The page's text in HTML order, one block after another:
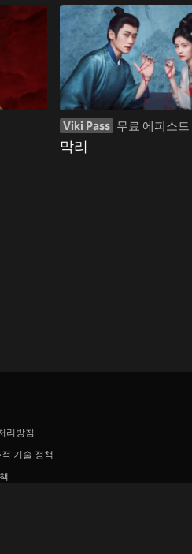
Viki Pass 무료 에피소드
막리
리방침
기술 정책